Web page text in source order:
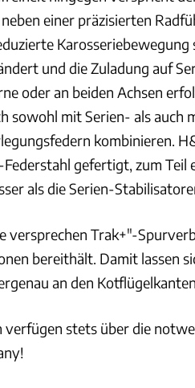
einer präzisierten
Karosseriebewegung
und die Zuladung auf
oder an beiden Achsen
sowohl mit Serien- als
kombinieren.
gefertigt, zum
als die Serien-
versprechen Trak+"-
bereithält. Damit lassen
an den
verfügen stets über die